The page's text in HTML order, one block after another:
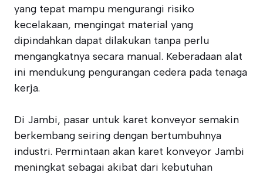
yang tepat mampu mengurangi risiko
kecelakaan, mengingat material yang
dipindahkan dapat dilakukan tanpa perlu
mengangkatnya secara manual. Keberadaan alat
ini mendukung pengurangan cedera pada tenaga
kerja.
Di Jambi, pasar untuk karet konveyor semakin
berkembang seiring dengan bertumbuhnya
industri. Permintaan akan karet konveyor Jambi
meningkat sebagai akibat dari kebutuhan